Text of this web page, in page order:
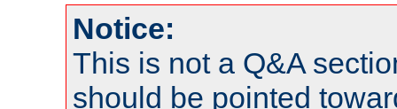
Notice:
This is not a Q&A
should be pointed